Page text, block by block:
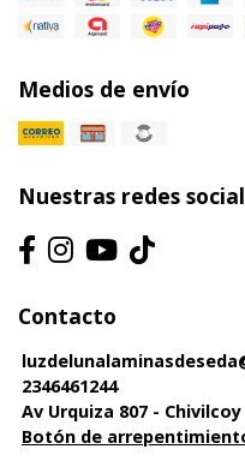
Medios de envío
Nuestras redes
Contacto
2346461244
Av Urquiza 807 -
Botón de